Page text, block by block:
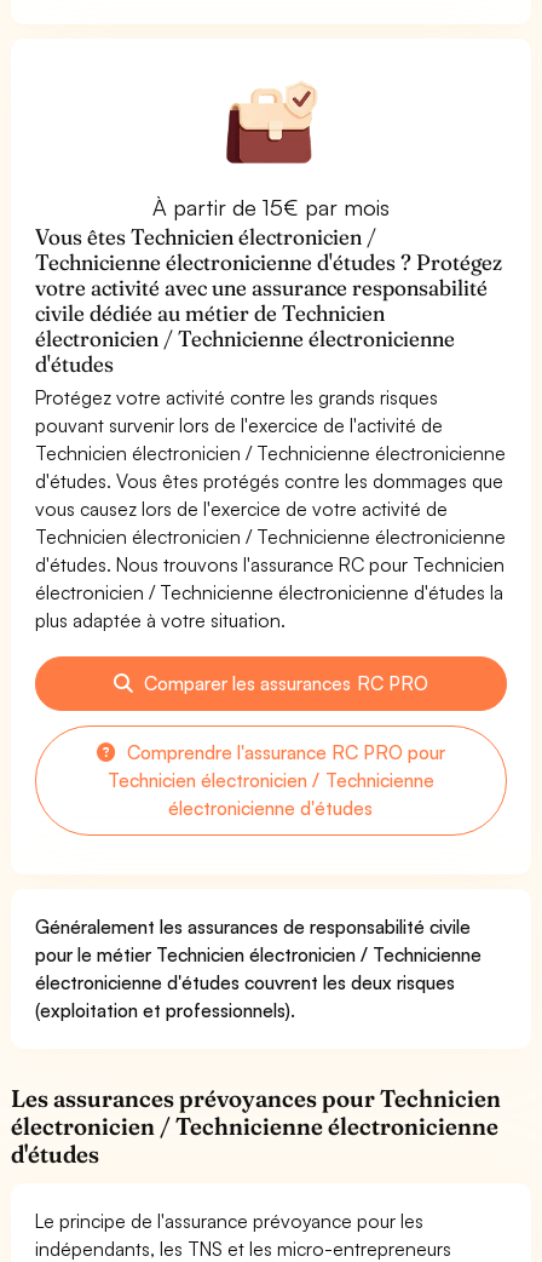
À partir de 15€ par mois
Vous êtes Technicien électronicien /
Technicienne électronicienne d'études ? Protégez
votre activité avec une assurance responsabilité
civile dédiée au métier de Technicien
électronicien / Technicienne électronicienne
d'études
Protégez votre activité contre les grands risques
pouvant survenir lors de l'exercice de l'activité de
Technicien électronicien / Technicienne électronicienne
d'études. Vous êtes protégés contre les dommages que
vous causez lors de l'exercice de votre activité de
Technicien électronicien / Technicienne électronicienne
d'études. Nous trouvons l'assurance RC pour Technicien
électronicien / Technicienne électronicienne d'études la
plus adaptée à votre situation.
Comparer les assurances RC PRO
Comprendre l'assurance RC PRO pour
Technicien électronicien / Technicienne
électronicienne d'études
Généralement les assurances de responsabilité civile
pour le métier Technicien électronicien / Technicienne
électronicienne d'études couvrent les deux risques
(exploitation et professionnels).
Les assurances prévoyances pour Technicien
électronicien / Technicienne électronicienne
d'études
Le principe de l'assurance prévoyance pour les
indépendants, les TNS et les micro-entrepreneurs